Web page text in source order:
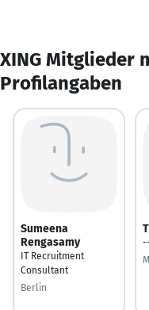
XING Mitglieder
Profilangaben
Sumeena
Rengasamy
IT Recruitment
Consultant
Berlin